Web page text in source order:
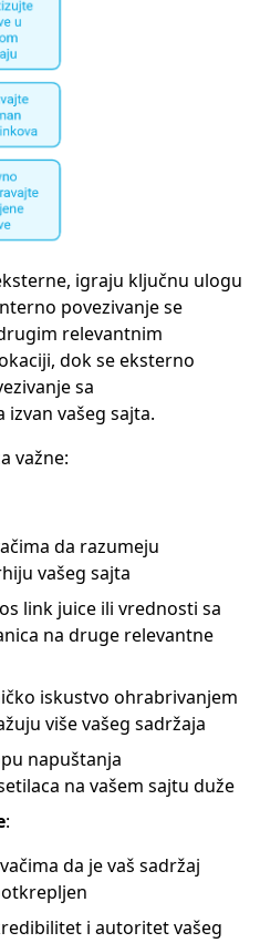
igraju ključnu ulogu
povezivanje se
relevantnim
dok se eksterno
sa
vašeg sajta.
važne:
da razumeju
vašeg sajta
link juice ili vrednosti sa
na druge relevantne
iskustvo ohrabrivanjem
više vašeg sadržaja
napuštanja
na vašem sajtu duže
:
da je vaš sadržaj
i autoritet vašeg